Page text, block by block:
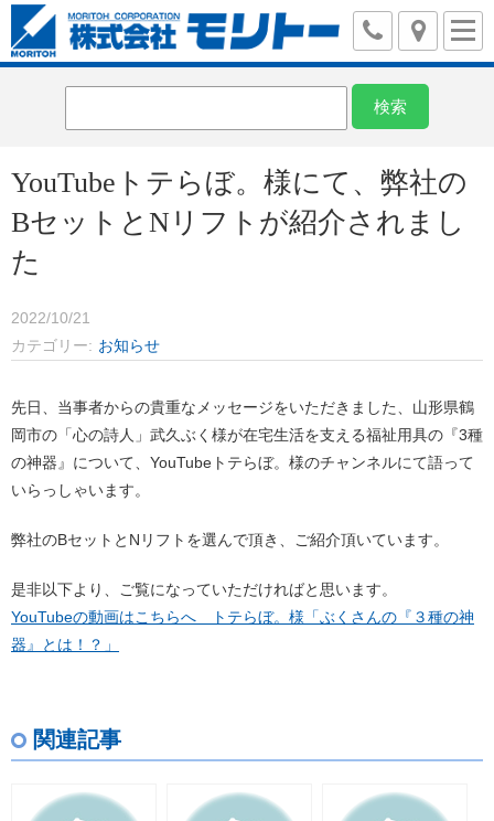
YouTubeトテらぼ。様にて、弊社の
BセットとNリフトが紹介されまし
た
2022/10/21
カテゴリー
お知らせ
先日、当事者からの貴重なメッセージをいただきました、山形県鶴
岡市の「心の詩人」武久ぶく様が在宅生活を支える福祉用具の『3種
の神器』について、YouTubeトテらぼ。様のチャンネルにて語って
いらっしゃいます。
弊社のBセットとNリフトを選んで頂き、ご紹介頂いています。
是非以下より、ご覧になっていただければと思います。
YouTubeの動画はこちらへ トテらぼ。様「ぶくさんの『３種の神
器』とは！？」
関連記事